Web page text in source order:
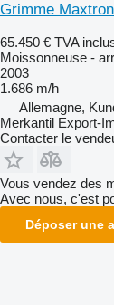
Grimme
65.450 € TVA
Moissonneuse -
2003
1.686 m/h
Allemagne,
Merkantil Export-
Contacter le
Vous vendez des
Avec nous, c'est
Déposer une